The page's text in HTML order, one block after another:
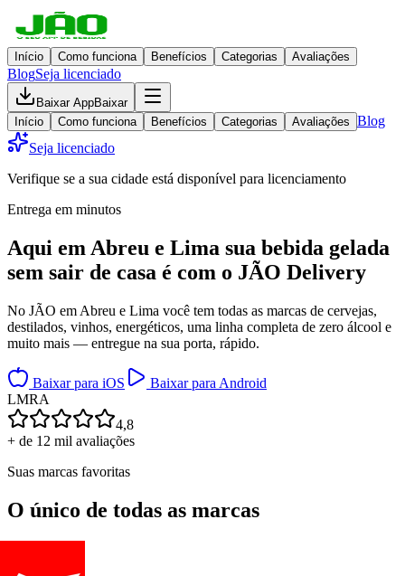
Início Como funciona Benefícios Categorias Avaliações
BlogSeja licenciado
Baixar AppBaixar
Início
Como funciona Benefícios Categorias Avaliações Blog
Seja licenciado
Verifique se a sua cidade está disponível para licenciamento
Entrega em minutos
Aqui em Abreu e Lima sua bebida gelada
sem sair de casa é com o JÃO Delivery
No JÃO em Abreu e Lima você tem todas as marcas de cervejas,
destilados, vinhos, energéticos, uma linha completa de zero álcool e
muito mais — entregue na sua porta, rápido.
Baixar para iOS
Baixar para Android
LMRA
4,8
+ de 12 mil avaliações
Suas marcas favoritas
O único de todas as marcas